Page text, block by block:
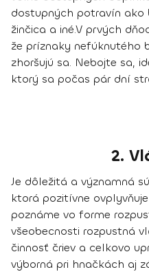
dostupných potravín ako
žinčica a iné.V prvých
že príznaky nefúknutého
zhoršujú sa. Nebojte sa,
ktorý sa počas pár dní
2.
Je dôležitá a významná
ktorá pozitívne
poznáme vo forme
všeobecnosti rozpustná
činnosť čriev a celkovo
výborná pri hnačkách aj